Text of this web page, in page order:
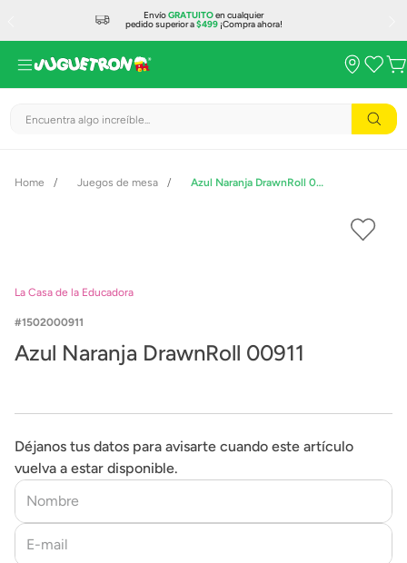
EnvíoGRATUITOen cualquier
pedido superior a$499¡Compra ahora!
Encuentra algo increíble...
Juegos de mesa Azul Naranja DrawnRoll 00911
La Casa de la Educadora
1502000911
Azul Naranja DrawnRoll 00911
Déjanos tus datos para avisarte cuando este artículo
vuelva a estar disponible.